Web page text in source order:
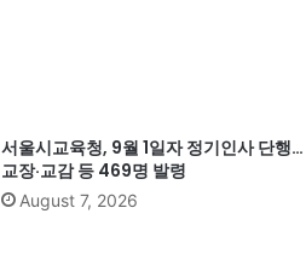
서울시교육청, 9월 1일자 정기인사 단행…
교장·교감 등 469명 발령
August 7, 2026